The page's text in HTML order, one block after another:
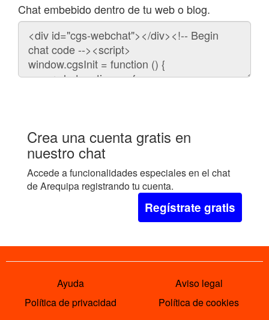
Chat embebido dentro de tu web o blog.
Código
para
embeber
chat
Crea una cuenta gratis en
nuestro chat
Accede a funcionalidades especiales en el chat
de Arequipa registrando tu cuenta.
Regístrate gratis
Ayuda
Aviso legal
Política de privacidad
Política de cookies